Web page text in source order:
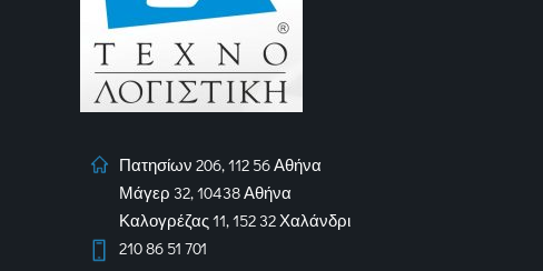
Πατησίων 206, 112 56 Αθήνα
Μάγερ 32, 10438 Αθήνα
Καλογρέζας 11, 152 32 Χαλάνδρι
210 86 51 701